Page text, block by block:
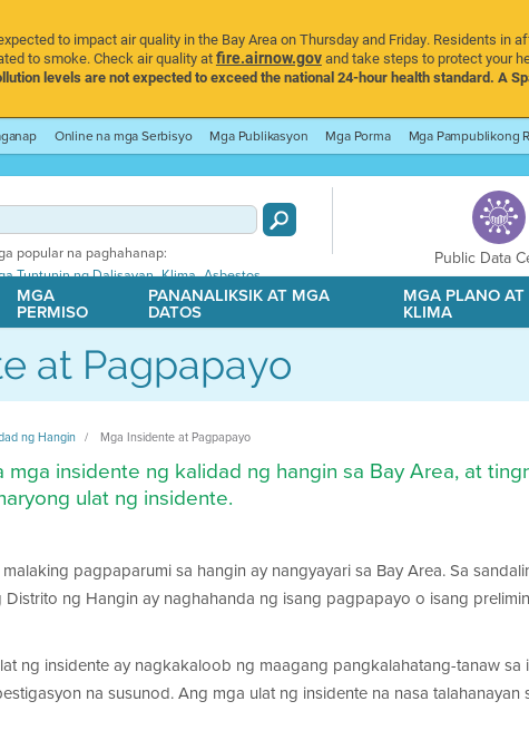
to impact air quality in the Bay Area on Thursday and Friday. Residents in
to smoke. Check air quality atfire.airnow.govand take steps to protect your
levels are not expected to exceed the national 24-hour health standard. A
Online na mga Serbisyo Mga Publikasyon Mga Porma Mga Pampublikong
popular na paghahanap:
Tuntunin ng Dalisayan,Klima,Asbestos
Public Data
MGA
PERMISO
PANANALIKSIK AT MGA
DATOS
MGA PLANO AT
KLIMA
at Pagpapayo
ng Hangin Mga Insidente at Pagpapayo
insidente ng kalidad ng hangin sa Bay Area, at
ulat ng insidente.
pagpaparumi sa hangin ay nangyayari sa Bay Area. Sa
ng Hangin ay naghahanda ng isang pagpapayo o isang
ng insidente ay nagkakaloob ng maagang pangkalahatang-tanaw sa
na susunod. Ang mga ulat ng insidente na nasa talahanayan